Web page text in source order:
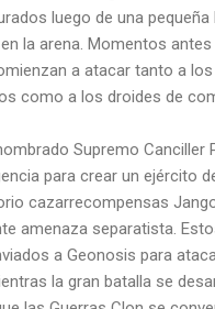
luego de una pequeña
la arena. Momentos
a atacar tanto a los
como a los droides de
Supremo Canciller
para crear un ejército
cazarrecompensas
amenaza separatista.
a Geonosis para
la gran batalla se